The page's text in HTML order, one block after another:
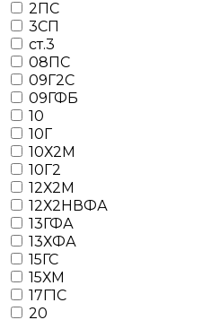
2ПС
3СП
ст.3
08ПС
09Г2С
09ГФБ
10
10Г
10Х2М
10Г2
12Х2М
12Х2НВФА
13ГФА
13ХФА
15ГС
15ХМ
17Г1С
20